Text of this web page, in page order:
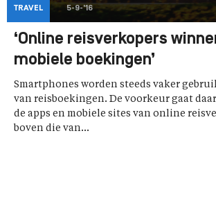
TRAVEL 5-9-'16
‘Online reisverkopers
mobiele boekingen’
Smartphones worden steeds vaker
van reisboekingen. De voorkeur gaat
de apps en mobiele sites van online
boven die van...